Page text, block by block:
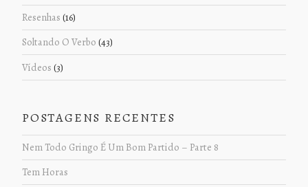
Resenhas (16)
Soltando O Verbo (43)
Vídeos (3)
POSTAGENS RECENTES
Nem Todo Gringo É Um Bom Partido – Parte 8
Tem Horas